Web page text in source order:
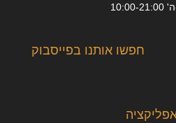
21:00
חפשו אותנו בפייסבוק